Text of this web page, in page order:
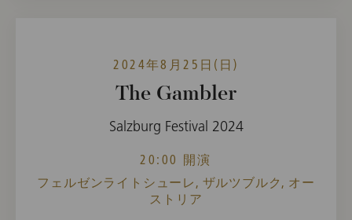
2024年8月25日(日)
The Gambler
Salzburg Festival 2024
20:00 開演
フェルゼンライトシューレ, ザルツブルク, オー
ストリア